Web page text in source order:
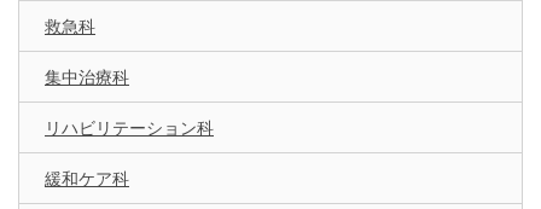
救急科
集中治療科
リハビリテーション科
緩和ケア科